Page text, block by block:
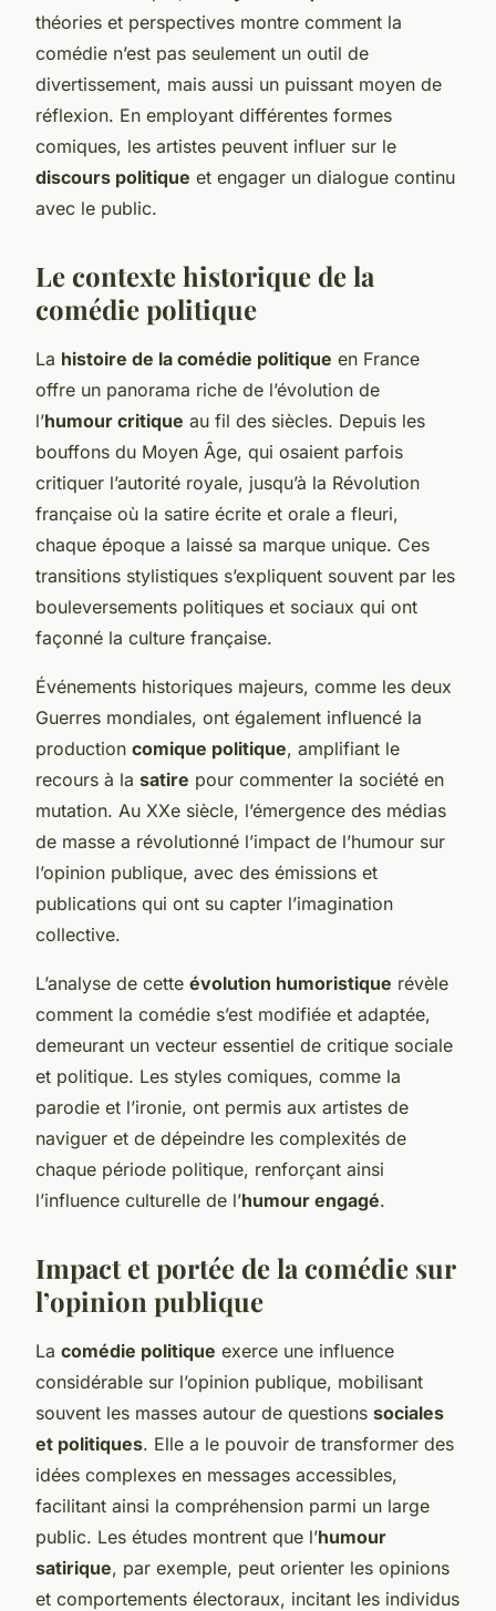
théories et perspectives montre comment la
comédie n’est pas seulement un outil de
divertissement, mais aussi un puissant moyen de
réflexion. En employant différentes formes
comiques, les artistes peuvent influer sur le
discours politique et engager un dialogue continu
avec le public.
Le contexte historique de la
comédie politique
La histoire de la comédie politique en France
offre un panorama riche de l’évolution de
l’humour critique au fil des siècles. Depuis les
bouffons du Moyen Âge, qui osaient parfois
critiquer l’autorité royale, jusqu’à la Révolution
française où la satire écrite et orale a fleuri,
chaque époque a laissé sa marque unique. Ces
transitions stylistiques s’expliquent souvent par les
bouleversements politiques et sociaux qui ont
façonné la culture française.
Événements historiques majeurs, comme les deux
Guerres mondiales, ont également influencé la
production comique politique, amplifiant le
recours à la satire pour commenter la société en
mutation. Au XXe siècle, l’émergence des médias
de masse a révolutionné l’impact de l’humour sur
l’opinion publique, avec des émissions et
publications qui ont su capter l’imagination
collective.
L’analyse de cette évolution humoristique révèle
comment la comédie s’est modifiée et adaptée,
demeurant un vecteur essentiel de critique sociale
et politique. Les styles comiques, comme la
parodie et l’ironie, ont permis aux artistes de
naviguer et de dépeindre les complexités de
chaque période politique, renforçant ainsi
l’influence culturelle de l’humour engagé.
Impact et portée de la comédie sur
l’opinion publique
La comédie politique exerce une influence
considérable sur l’opinion publique, mobilisant
souvent les masses autour de questions sociales
et politiques. Elle a le pouvoir de transformer des
idées complexes en messages accessibles,
facilitant ainsi la compréhension parmi un large
public. Les études montrent que l’humour
satirique, par exemple, peut orienter les opinions
et comportements électoraux, incitant les individus